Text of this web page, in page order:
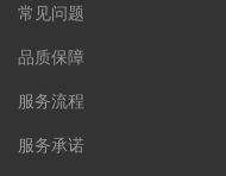
常见问题
品质保障
服务流程
服务承诺